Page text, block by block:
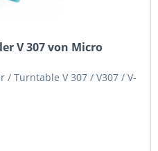
V 307 von Micro
Turntable V 307 / V307 / V-